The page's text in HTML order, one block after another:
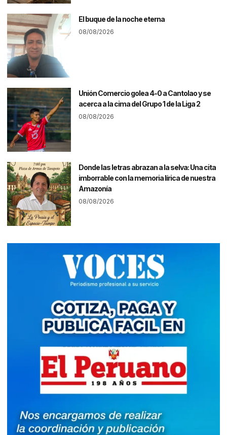
El buque de la noche eterna
08/08/2026
Unión Comercio golea 4-0 a Cantolao y se
acerca a la cima del Grupo 1 de la Liga 2
08/08/2026
Donde las letras abrazan a la selva: Una cita
imborrable con la memoria lírica de nuestra
Amazonía
08/08/2026